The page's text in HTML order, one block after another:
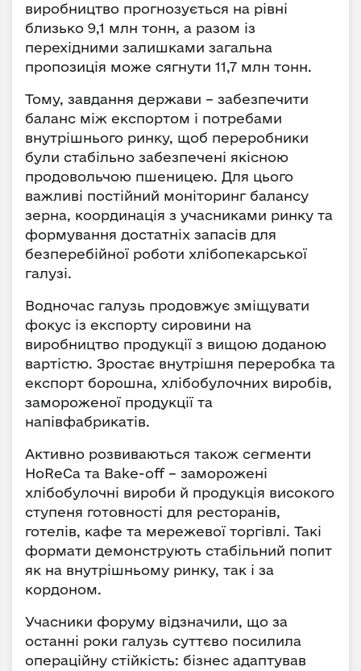
виробництво прогнозується на рівні
близько 9,1 млн тонн, а разом із
перехідними залишками загальна
пропозиція може сягнути 11,7 млн тонн.
Тому, завдання держави – забезпечити
баланс між експортом і потребами
внутрішнього ринку, щоб переробники
були стабільно забезпечені якісною
продовольчою пшеницею. Для цього
важливі постійний моніторинг балансу
зерна, координація з учасниками ринку та
формування достатніх запасів для
безперебійної роботи хлібопекарської
галузі.
Водночас галузь продовжує зміщувати
фокус із експорту сировини на
виробництво продукції з вищою доданою
вартістю. Зростає внутрішня переробка та
експорт борошна, хлібобулочних виробів,
замороженої продукції та
напівфабрикатів.
Активно розвиваються також сегменти
HoReCa та Bake-off – заморожені
хлібобулочні вироби й продукція високого
ступеня готовності для ресторанів,
готелів, кафе та мережевої торгівлі. Такі
формати демонструють стабільний попит
як на внутрішньому ринку, так і за
кордоном.
Учасники форуму відзначили, що за
останні роки галузь суттєво посилила
операційну стійкість: бізнес адаптував